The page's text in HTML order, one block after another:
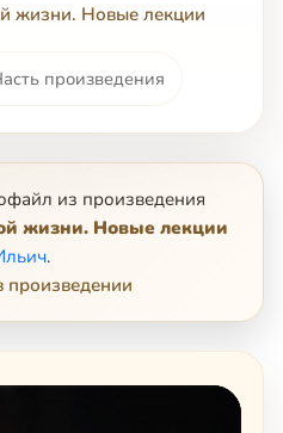
жизни. Новые лекции
произведения
из произведения
жизни. Новые лекции
.
произведении